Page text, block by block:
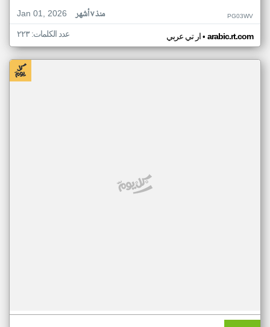
Jan 01, 2026
منذ ٧ أشهر PG03WV
ار تي عربي• arabic.rt.com عدد الكلمات: ٢٢٣